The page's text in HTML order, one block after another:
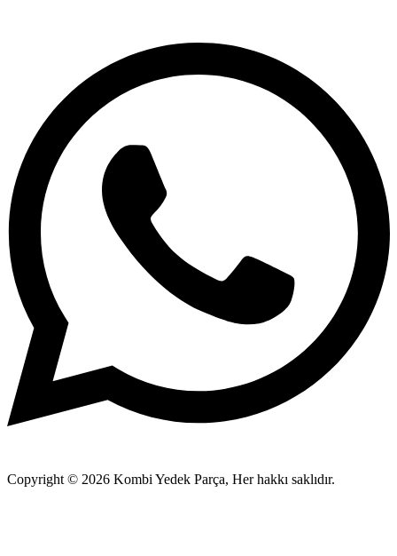
Copyright © 2026 Kombi Yedek Parça, Her hakkı saklıdır.